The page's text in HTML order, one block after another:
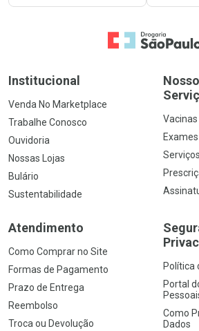
Ir para a Home
Institucional
Venda No Marketplace
Trabalhe Conosco
Ouvidoria
Nossas Lojas
Bulário
Sustentabilidade
Vacinas
Atendimento
Como Comprar no Site
Formas de Pagamento
Prazo de Entrega
Reembolso
Troca ou Devolução
Política
Portal
Como
Dados